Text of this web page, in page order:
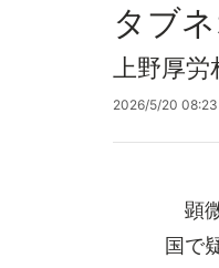
タブ
上野厚
2026/5/20 08:23
顕
国で